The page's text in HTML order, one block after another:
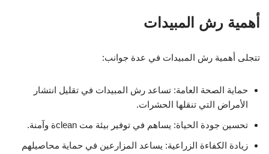
أهمية رش المبيدات
تتجلى أهمية رش المبيدات في عدة جوانب:
حماية الصحة العامة: تساعد رش المبيدات في تقليل انتشار
الأمراض التي تنقلها الحشرات.
تحسين جودة الحياة: يساهم في توفير بيئة مت cleanة وآمنة.
زيادة الكفاءة الزراعية: يساعد المزارعين في حماية محاصيلهم